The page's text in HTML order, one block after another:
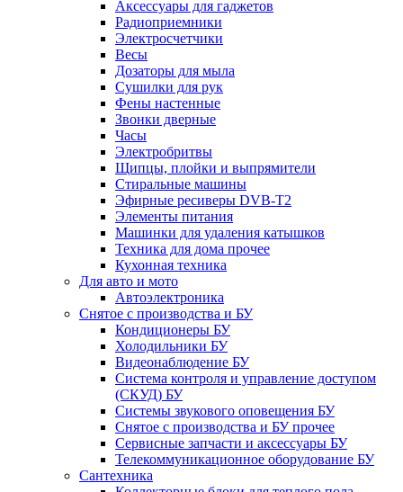
Аксессуары для гаджетов
Радиоприемники
Электросчетчики
Весы
Дозаторы для мыла
Сушилки для рук
Фены настенные
Звонки дверные
Часы
Электробритвы
Щипцы, плойки и выпрямители
Стиральные машины
Эфирные ресиверы DVB-T2
Элементы питания
Машинки для удаления катышков
Техника для дома прочее
Кухонная техника
Для авто и мото
Автоэлектроника
Снятое с производства и БУ
Кондиционеры БУ
Холодильники БУ
Видеонаблюдение БУ
Система контроля и управление доступом
(СКУД) БУ
Системы звукового оповещения БУ
Снятое с производства и БУ прочее
Сервисные запчасти и аксессуары БУ
Телекоммуникационное оборудование БУ
Сантехника